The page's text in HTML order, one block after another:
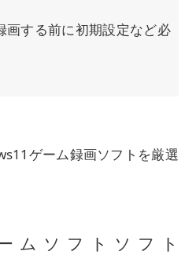
画する前に初期設定など必
ゲーム録画ソフトを厳選
ムソフトソフト